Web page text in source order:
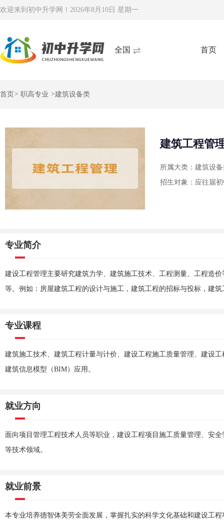
欢迎来到初中升学网！ 2026年8月10日 星期一
全国 首页
首页 > 职高专业 >建筑设备类
建筑工程管
所属大类：建筑设
招生对象：应往届
专业简介
建设工程管理主要研究建筑力学、建筑施工技术、工程测量、工程造
等。例如：房屋建筑工程的设计与施工，建筑工程的招标与投标，建
专业课程
建筑施工技术、建筑工程计量与计价、建设工程施工质量管理、建设
建筑信息模型（BIM）应用。
就业方向
面向项目管理工程技术人员等职业，建设工程项目施工质量管理、安
等技术领域。
就业前景
本专业培养德智体美劳全面发展，掌握扎实的科学文化基础和建设工